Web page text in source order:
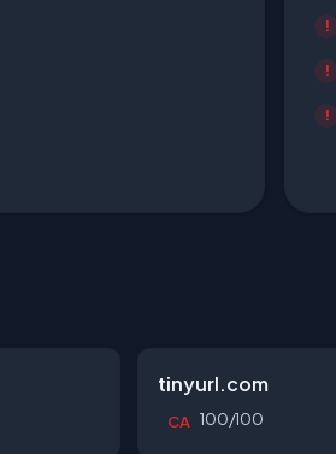
tinyurl.com
CA 100/100